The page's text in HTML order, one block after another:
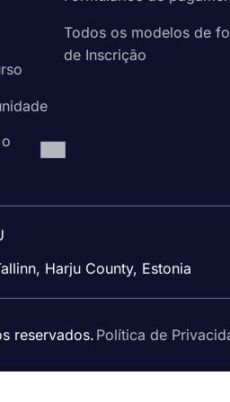
Todos os modelos de
de Inscrição
Harju County, Estonia
reservados. Política de